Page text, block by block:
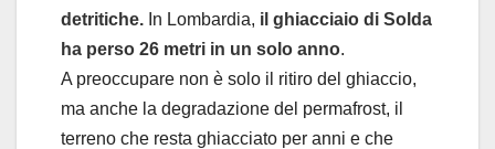
detritiche. In Lombardia, il ghiacciaio di Solda
ha perso 26 metri in un solo anno.
A preoccupare non è solo il ritiro del ghiaccio,
ma anche la degradazione del permafrost, il
terreno che resta ghiacciato per anni e che